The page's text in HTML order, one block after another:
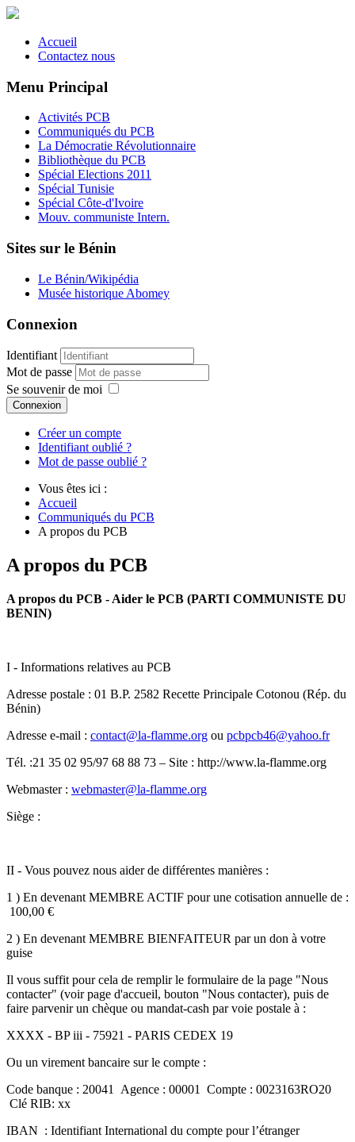
Accueil
Contactez nous
Menu Principal
Activités PCB
Communiqués du PCB
La Démocratie Révolutionnaire
Bibliothèque du PCB
Spécial Elections 2011
Spécial Tunisie
Spécial Côte-d'Ivoire
Mouv. communiste Intern.
Sites sur le Bénin
Le Bénin/Wikipédia
Musée historique Abomey
Connexion
Identifiant
Mot de passe
Se souvenir de moi
Connexion
Créer un compte
Identifiant oublié ?
Mot de passe oublié ?
Vous êtes ici :
Accueil
Communiqués du PCB
A propos du PCB
A propos du PCB
A propos du PCB - Aider le PCB (PARTI COMMUNISTE DU
BENIN)
I - Informations relatives au PCB
Adresse postale : 01 B.P. 2582 Recette Principale Cotonou (Rép. du
Bénin)
Adresse e-mail : contact@la-flamme.org ou pcbpcb46@yahoo.fr
Tél. :21 35 02 95/97 68 88 73 – Site : http://www.la-flamme.org
Webmaster : webmaster@la-flamme.org
Siège :
II - Vous pouvez nous aider de différentes manières :
1 ) En devenant MEMBRE ACTIF pour une cotisation annuelle de :
100,00 €
2 ) En devenant MEMBRE BIENFAITEUR par un don à votre
guise
Il vous suffit pour cela de remplir le formulaire de la page "Nous
contacter" (voir page d'accueil, bouton "Nous contacter), puis de
faire parvenir un chèque ou mandat-cash par voie postale à :
XXXX - BP iii - 75921 - PARIS CEDEX 19
Ou un virement bancaire sur le compte :
Code banque : 20041 Agence : 00001 Compte : 0023163RO20
Clé RIB: xx
IBAN : Identifiant International du compte pour l’étranger